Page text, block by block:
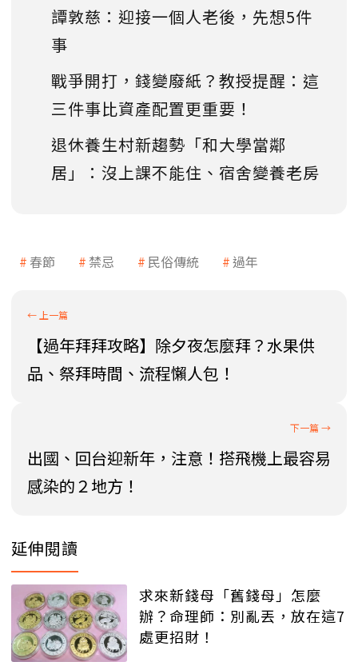
譚敦慈：迎接一個人老後，先想5件
事
戰爭開打，錢變廢紙？教授提醒：這
三件事比資產配置更重要！
退休養生村新趨勢「和大學當鄰
居」：沒上課不能住、宿舍變養老房
春節 禁忌 民俗傳統 過年
【過年拜拜攻略】除夕夜怎麼拜？水果供
品、祭拜時間、流程懶人包！
出國、回台迎新年，注意！搭飛機上最容易
感染的２地方！
延伸閱讀
求來新錢母「舊錢母」怎麼
辦？命理師：別亂丟，放在這7
處更招財！